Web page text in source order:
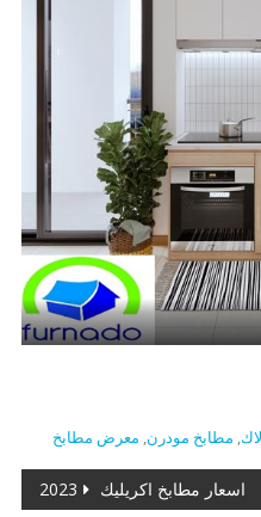
مطابخ مودرن معرض مطابخ
اسعار مطابخ اكريليك 2023